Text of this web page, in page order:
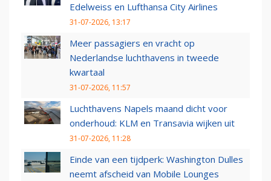
Edelweiss en Lufthansa City Airlines
31-07-2026, 13:17
Meer passagiers en vracht op
Nederlandse luchthavens in tweede
kwartaal
31-07-2026, 11:57
Luchthavens Napels maand dicht voor
onderhoud: KLM en Transavia wijken uit
31-07-2026, 11:28
Einde van een tijdperk: Washington Dulles
neemt afscheid van Mobile Lounges